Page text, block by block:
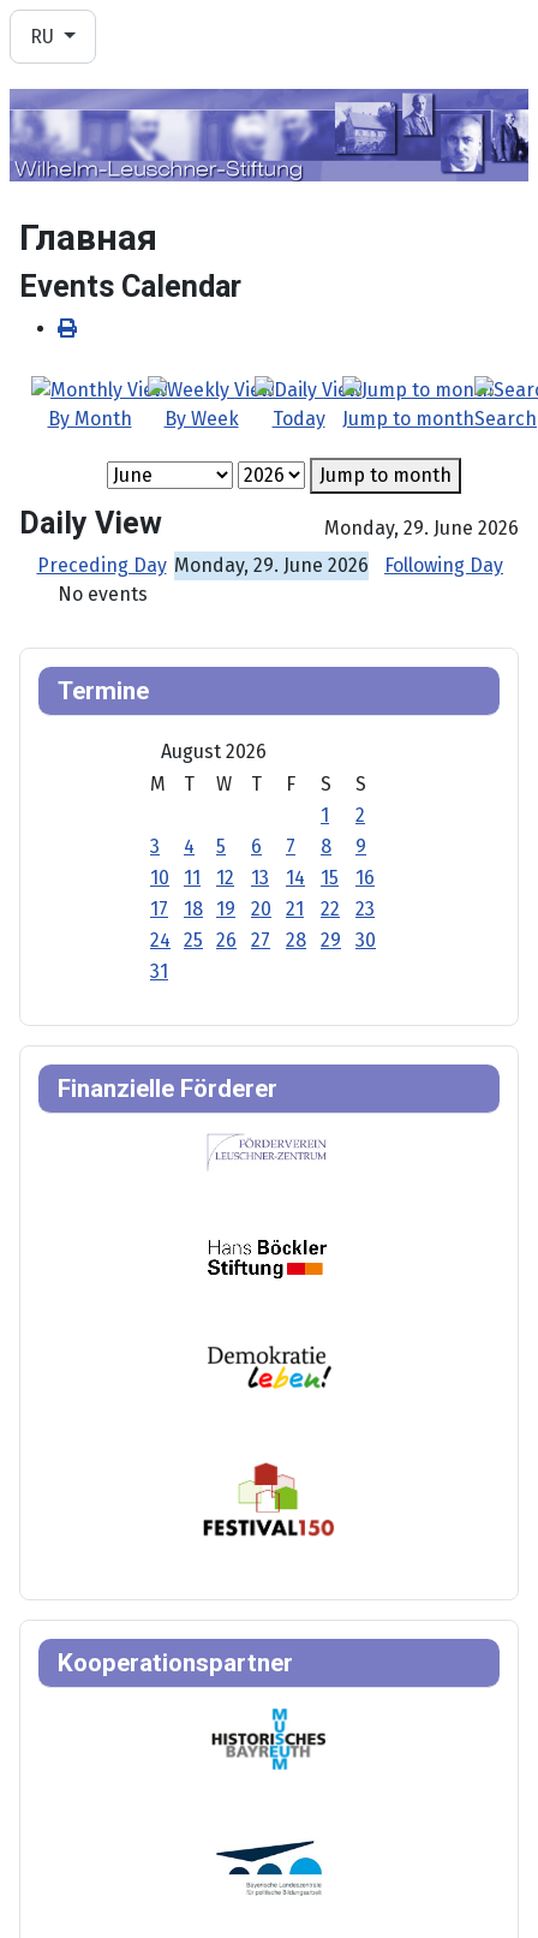
Выберите язык
RU
Главная
Events Calendar
By Month By Week Today Jump to monthSearch
Jump to month
Daily View
Monday, 29. June 2026
Preceding Day Monday, 29. June 2026
Following Day
No events
Termine
August 2026
M
T W T F S
S
1
2
3
4 5 6 7 8
9
10
11 12 13 14 15
16
17
18 19 20 21 22
23
24
25 26 27 28 29
30
31
Finanzielle Förderer
Kooperationspartner